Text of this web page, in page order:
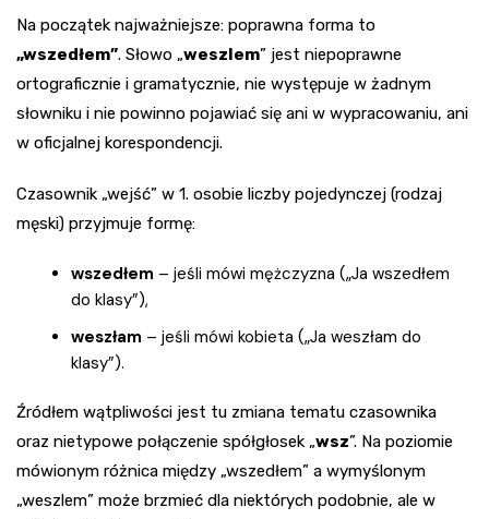
Na początek najważniejsze: poprawna forma to
„wszedłem”. Słowo „weszlem” jest niepoprawne
ortograficznie i gramatycznie, nie występuje w żadnym
słowniku i nie powinno pojawiać się ani w wypracowaniu, ani
w oficjalnej korespondencji.
Czasownik „wejść” w 1. osobie liczby pojedynczej (rodzaj
męski) przyjmuje formę:
wszedłem – jeśli mówi mężczyzna („Ja wszedłem
do klasy”),
weszłam – jeśli mówi kobieta („Ja weszłam do
klasy”).
Źródłem wątpliwości jest tu zmiana tematu czasownika
oraz nietypowe połączenie spółgłosek „wsz”. Na poziomie
mówionym różnica między „wszedłem” a wymyślonym
„weszlem” może brzmieć dla niektórych podobnie, ale w